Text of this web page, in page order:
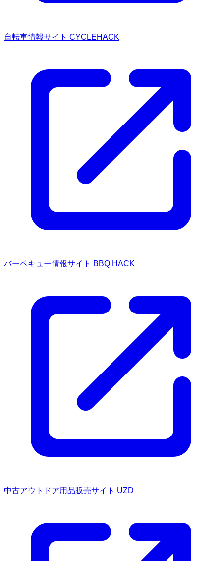
自転車情報サイト CYCLEHACK
バーベキュー情報サイト BBQ HACK
中古アウトドア用品販売サイト UZD